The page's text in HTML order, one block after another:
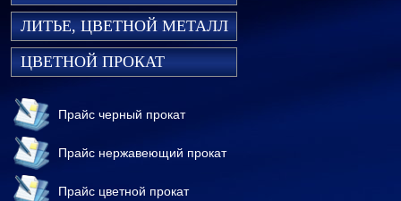
ЛИТЬЕ, ЦВЕТНОЙ МЕТАЛЛ
ЦВЕТНОЙ ПРОКАТ
Прайс черный прокат
Прайс нержавеющий прокат
Прайс цветной прокат